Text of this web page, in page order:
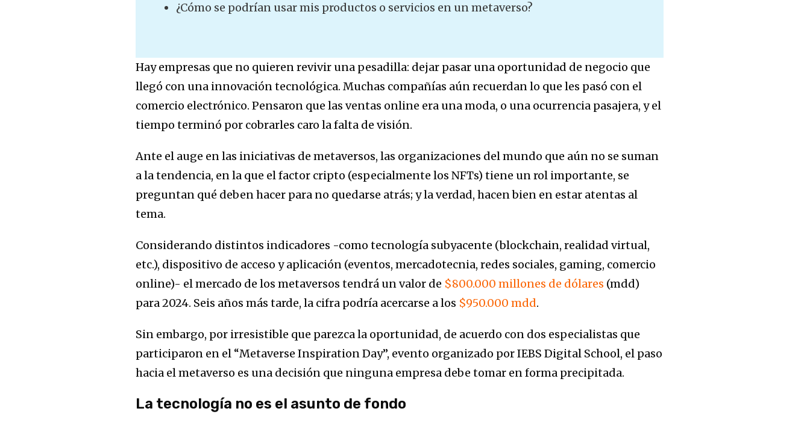
¿Cómo se podrían usar mis productos o servicios en un metaverso?
Hay empresas que no quieren revivir una pesadilla: dejar pasar una oportunidad de negocio que
llegó con una innovación tecnológica. Muchas compañías aún recuerdan lo que les pasó con el
comercio electrónico. Pensaron que las ventas online era una moda, o una ocurrencia pasajera, y el
tiempo terminó por cobrarles caro la falta de visión.
Ante el auge en las iniciativas de metaversos, las organizaciones del mundo que aún no se suman
a la tendencia, en la que el factor cripto (especialmente los NFTs) tiene un rol importante, se
preguntan qué deben hacer para no quedarse atrás; y la verdad, hacen bien en estar atentas al
tema.
Considerando distintos indicadores -como tecnología subyacente (blockchain, realidad virtual,
etc.), dispositivo de acceso y aplicación (eventos, mercadotecnia, redes sociales, gaming, comercio
online)- el mercado de los metaversos tendrá un valor de $800.000 millones de dólares (mdd)
para 2024. Seis años más tarde, la cifra podría acercarse a los $950.000 mdd.
Sin embargo, por irresistible que parezca la oportunidad, de acuerdo con dos especialistas que
participaron en el “Metaverse Inspiration Day”, evento organizado por IEBS Digital School, el paso
hacia el metaverso es una decisión que ninguna empresa debe tomar en forma precipitada.
La tecnología no es el asunto de fondo